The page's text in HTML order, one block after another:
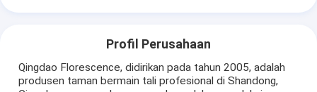
Profil Perusahaan
Qingdao Florescence, didirikan pada tahun 2005, adalah
produsen taman bermain tali profesional di Shandong,